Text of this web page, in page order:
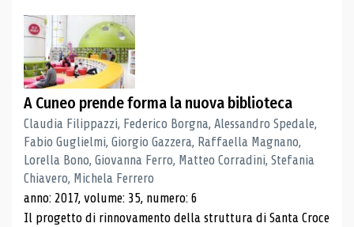
A Cuneo prende forma la nuova biblioteca
Claudia Filippazzi, Federico Borgna, Alessandro Spedale,
Fabio Guglielmi, Giorgio Gazzera, Raffaella Magnano,
Lorella Bono, Giovanna Ferro, Matteo Corradini, Stefania
Chiavero, Michela Ferrero
anno: 2017, volume: 35, numero: 6
Il progetto di rinnovamento della struttura di Santa Croce